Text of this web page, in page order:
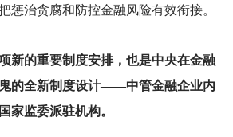
惩治贪腐和防控金融风险有效衔接。
新的重要制度安排，也是中央在金融
的全新制度设计——中管金融企业内
家监委派驻机构。